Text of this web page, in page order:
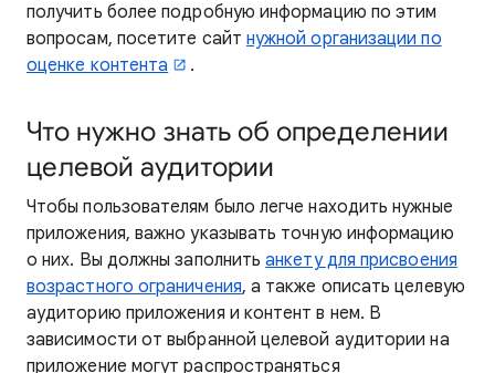
получить более подробную информацию по этим
вопросам, посетите сайт нужной организации по
оценке контента
.
Что нужно знать об определении
целевой аудитории
Чтобы пользователям было легче находить нужные
приложения, важно указывать точную информацию
о них. Вы должны заполнитьанкету для присвоения
возрастного ограничения, а также описать целевую
аудиторию приложения и контент в нем. В
зависимости от выбранной целевой аудитории на
приложение могут распространяться